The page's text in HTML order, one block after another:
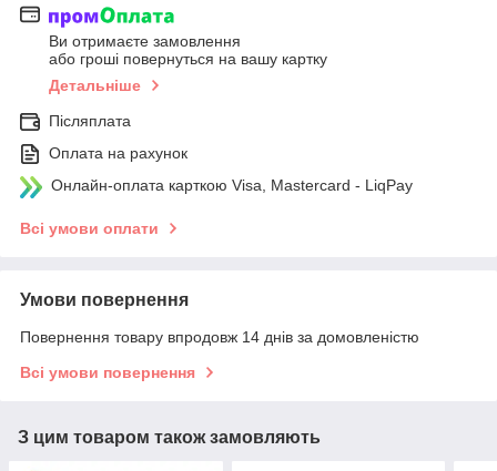
Ви отримаєте замовлення
або гроші повернуться на вашу картку
Детальніше
Післяплата
Оплата на рахунок
Онлайн-оплата карткою Visa, Mastercard - LiqPay
Всі умови оплати
Умови повернення
Повернення товару впродовж 14 днів за домовленістю
Всі умови повернення
З цим товаром також замовляють